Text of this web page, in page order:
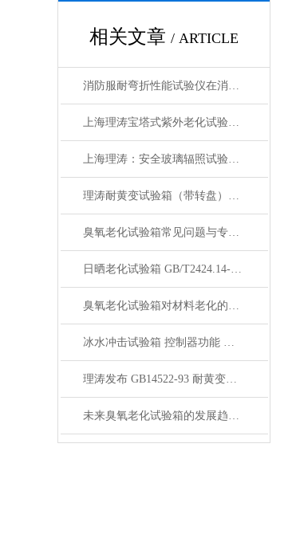
相关文章 / ARTICLE
消防服耐弯折性能试验仪在消防服热防护性能衰减评估中的应用
上海理涛宝塔式紫外老化试验箱：性能稳定，科研与生产的理想选择
上海理涛：安全玻璃辐照试验箱，精准检测确保品质
理涛耐黄变试验箱（带转盘）操作规程 检测数据精准 符合测试标准
臭氧老化试验箱常见问题与专业解决方案汇总
日晒老化试验箱 GB/T2424.14-1995 综合气候试验装置 功能介绍
臭氧老化试验箱对材料老化的影响是怎样的？
冰水冲击试验箱 控制器功能 安全保护系统 上海理涛发布
理涛发布 GB14522-93 耐黄变试验箱 温度控制 湿度控制
未来臭氧老化试验箱的发展趋势是什么？